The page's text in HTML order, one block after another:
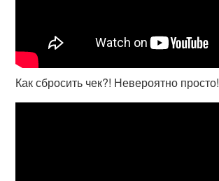
Как сбросить чек?! Невероятно просто!